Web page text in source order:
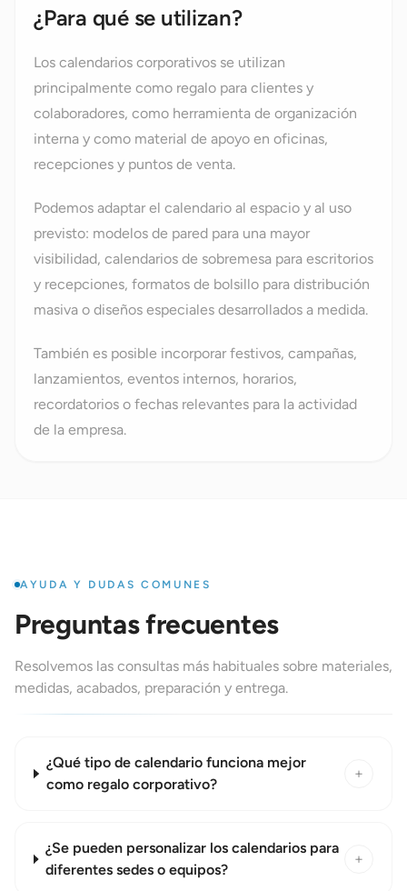
¿Para qué se utilizan?
Los calendarios corporativos se utilizan
principalmente como regalo para clientes y
colaboradores, como herramienta de organización
interna y como material de apoyo en oficinas,
recepciones y puntos de venta.
Podemos adaptar el calendario al espacio y al uso
previsto: modelos de pared para una mayor
visibilidad, calendarios de sobremesa para escritorios
y recepciones, formatos de bolsillo para distribución
masiva o diseños especiales desarrollados a medida.
También es posible incorporar festivos, campañas,
lanzamientos, eventos internos, horarios,
recordatorios o fechas relevantes para la actividad
de la empresa.
AYUDA Y DUDAS COMUNES
Preguntas frecuentes
Resolvemos las consultas más habituales sobre materiales,
medidas, acabados, preparación y entrega.
¿Qué tipo de calendario funciona mejor
como regalo corporativo?
+
¿Se pueden personalizar los calendarios para
diferentes sedes o equipos?
+